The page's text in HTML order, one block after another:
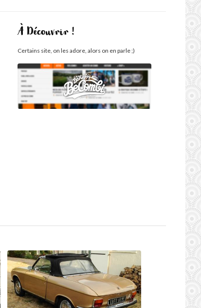
À Découvrir !
Certains site, on les adore, alors on en parle ;)